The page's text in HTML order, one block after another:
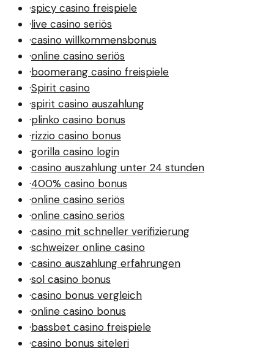
·spicy casino freispiele
·live casino seriös
·casino willkommensbonus
·online casino seriös
·boomerang casino freispiele
·Spirit casino
·spirit casino auszahlung
·plinko casino bonus
·rizzio casino bonus
·gorilla casino login
·casino auszahlung unter 24 stunden
·400% casino bonus
·online casino seriös
·online casino seriös
·casino mit schneller verifizierung
·schweizer online casino
·casino auszahlung erfahrungen
·sol casino bonus
·casino bonus vergleich
·online casino bonus
·bassbet casino freispiele
·casino bonus siteleri